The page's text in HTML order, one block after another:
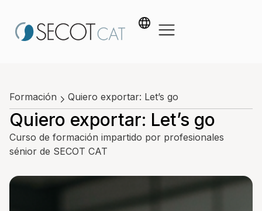
Formación Quiero exportar: Let’s go
Quiero exportar: Let’s go
Curso de formación impartido por profesionales
sénior de SECOT CAT